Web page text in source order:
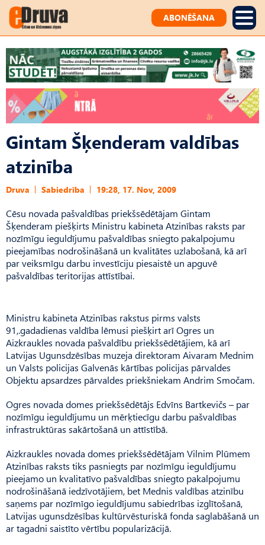
ABONĒŠANA
Gintam Šķenderam valdības
atzinība
Druva Sabiedrība 19:28, 17. Nov, 2009
Cēsu novada pašvaldības priekšsēdētājam Gintam
Šķenderam piešķirts Ministru kabineta Atzinības raksts par
nozīmīgu ieguldījumu pašvaldības sniegto pakalpojumu
pieejamības nodrošināšanā un kvalitātes uzlabošanā, kā arī
par veiksmīgu darbu investīciju piesaistē un apguvē
pašvaldības teritorijas attīstībai.
Ministru kabineta Atzinības rakstus pirms valsts
91,.gadadienas valdība lēmusi piešķirt arī Ogres un
Aizkraukles novada pašvaldību priekšsēdētājiem, kā arī
Latvijas Ugunsdzēsības muzeja direktoram Aivaram Mednim
un Valsts policijas Galvenās kārtības policijas pārvaldes
Objektu apsardzes pārvaldes priekšniekam Andrim Smočam.
Ogres novada domes priekšsēdētājs Edvīns Bartkevičs – par
nozīmīgu ieguldījumu un mērķtiecīgu darbu pašvaldības
infrastruktūras sakārtošanā un attīstībā.
Aizkraukles novada domes priekšsēdētājam Vilnim Plūmem
Atzinības raksts tiks pasniegts par nozīmīgu ieguldījumu
pieejamo un kvalitatīvo pašvaldības sniegto pakalpojumu
nodrošināšanā iedzīvotājiem, bet Mednis valdības atzinību
saņems par nozīmīgo ieguldījumu sabiedrības izglītošanā,
Latvijas ugunsdzēsības kultūrvēsturiskā fonda saglabāšanā un
ar tagadni saistīto vērtību popularizācijā.